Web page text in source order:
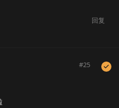
回复
#25